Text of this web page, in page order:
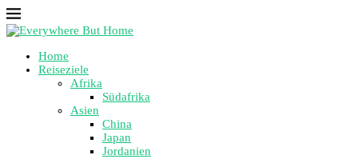
Home
Reiseziele
Afrika
Südafrika
Asien
China
Japan
Jordanien